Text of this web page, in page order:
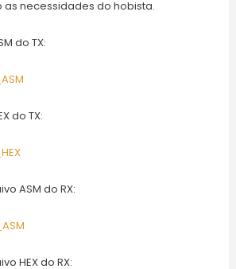
necessidades do hobista.
do TX:
do TX:
ASM do RX:
HEX do RX: